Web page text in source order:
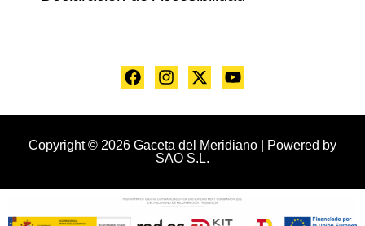
Copyright © 2026 Gaceta del Meridiano | Powered by
SAO S.L.